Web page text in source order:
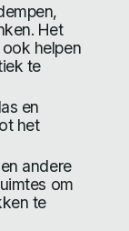
Het
helpen
te
en
het
andere
om
te